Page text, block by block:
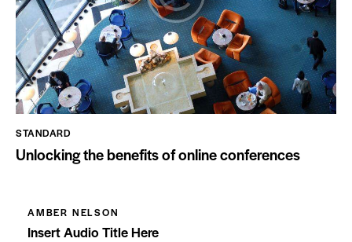
STANDARD
Unlocking the benefits of online conferences
AMBER NELSON
Insert Audio Title Here